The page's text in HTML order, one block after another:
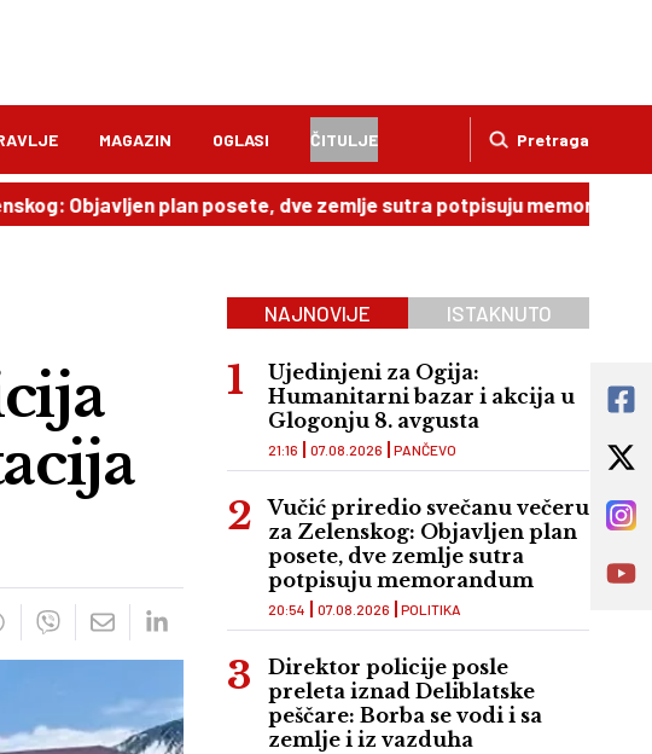
Pretraga
MAGAZIN OGLASI ČITULJE
plan posete, dve zemlje sutra potpisuju memorandum
NAJNOVIJE ISTAKNUTO
Ujedinjeni za Ogija:
Humanitarni bazar i akcija u
Glogonju 8. avgusta
PANČEVO
21:16 07.08.2026
Vučić priredio svečanu večeru
za Zelenskog: Objavljen plan
posete, dve zemlje sutra
potpisuju memorandum
POLITIKA
20:54 07.08.2026
Direktor policije posle
preleta iznad Deliblatske
peščare: Borba se vodi i sa
zemlje i iz vazduha